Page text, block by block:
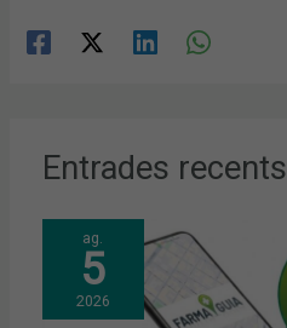
Entrades recents
ag.
5
2026